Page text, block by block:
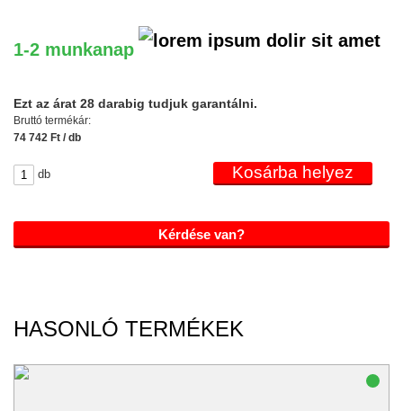
1-2 munkanap
Ezt az árat 28 darabig tudjuk garantálni.
Bruttó termékár:
74 742 Ft / db
db
Kérdése van?
HASONLÓ TERMÉKEK